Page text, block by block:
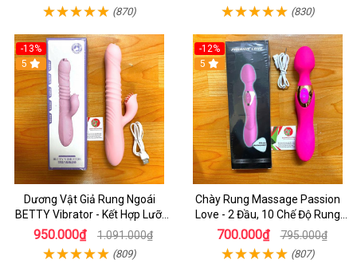
(870) (830)
-13%
5
Dương Vật Giả Rung Ngoái
BETTY Vibrator - Kết Hợp Lưỡi
Liếm 2 Đầu Và Toả Nhiệt
950.000₫ 1.091.000₫
(809)
-12%
5
Chày Rung Massage Passion
Love - 2 Đầu, 10 Chế Độ Rung
Cực Mạnh
700.000₫ 795.000₫
(807)